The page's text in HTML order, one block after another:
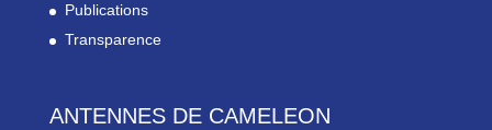
Publications
Transparence
ANTENNES DE CAMELEON